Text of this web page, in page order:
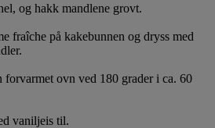
og hakk mandlene grovt.
fraîche på kakebunnen og dryss med
forvarmet ovn ved 180 grader i ca. 60
vaniljeis til.